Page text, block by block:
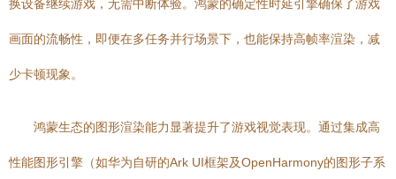
换设备继续游戏，无需中断体验。鸿蒙的确定性时延引擎确保了游戏
画面的流畅性，即便在多任务并行场景下，也能保持高帧率渲染，减
少卡顿现象。
鸿蒙生态的图形渲染能力显著提升了游戏视觉表现。通过集成高
性能图形引擎（如华为自研的Ark UI框架及OpenHarmony的图形子系